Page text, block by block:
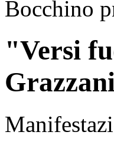
Bocchino
"Versi